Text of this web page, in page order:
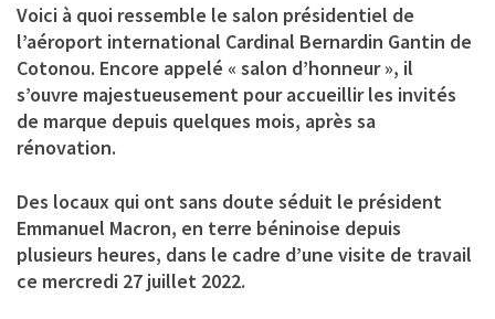
Voici à quoi ressemble le salon présidentiel de
l’aéroport international Cardinal Bernardin Gantin de
Cotonou. Encore appelé « salon d’honneur », il
s’ouvre majestueusement pour accueillir les invités
de marque depuis quelques mois, après sa
rénovation.
Des locaux qui ont sans doute séduit le président
Emmanuel Macron, en terre béninoise depuis
plusieurs heures, dans le cadre d’une visite de travail
ce mercredi 27 juillet 2022.